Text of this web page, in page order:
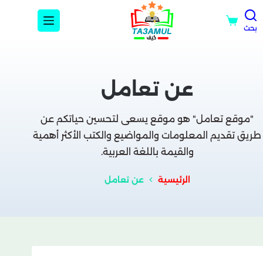
بحث
عن تعامل
"موقع تعامل" هو موقع يسعى لتحسين حياتكم عن
طريق تقديم المعلومات والمواضيع والكتب الأكثر أهمية
والقيمة باللغة العربية.
الرئيسية عن تعامل